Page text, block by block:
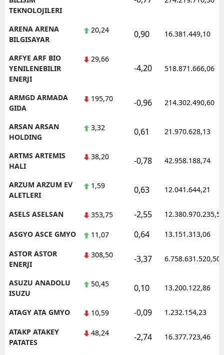
TEKNOLOJILERI
ARENA ARENA
BILGISAYAR
20,24 0,90 16.381.449,10
ARFYE ARF BIO
YENILENEBILIR
ENERJI
29,66
-4,20 518.871.666,06
ARMGD ARMADA
GIDA
195,70 -0,96 214.302.490,60
ARSAN ARSAN
HOLDING
3,32 0,61 21.970.628,13
ARTMS ARTEMIS
HALI
38,20 -0,78 42.958.188,74
ARZUM ARZUM EV
ALETLERI
1,59 0,63 12.041.644,21
ASELS ASELSAN 353,75 -2,55 12.380.970.235,50
ASGYO ASCE GMYO 11,07 0,64 13.151.313,06
ASTOR ASTOR
ENERJI
308,50 -3,37 6.758.631.520,50
ASUZU ANADOLU
ISUZU
50,45 0,10 13.200.122,86
ATAGY ATA GMYO 10,59 -0,09 1.232.154,23
ATAKP ATAKEY
PATATES
48,24 -2,74 16.377.723,46